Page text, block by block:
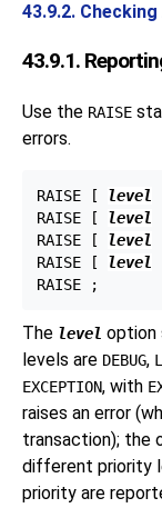
43.9.2.
43.9.1.
Use the RAISE
errors.
RAISE [ level
RAISE [
level
RAISE [
level
RAISE [
level
The level option
levels are DEBUG,
EXCEPTION, with
raises an error
transaction); the
different priority
priority are